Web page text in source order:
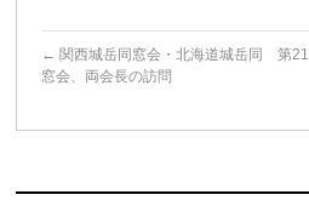
← 関西城岳同窓会・北海道城岳同
窓会、両会長の訪問
第